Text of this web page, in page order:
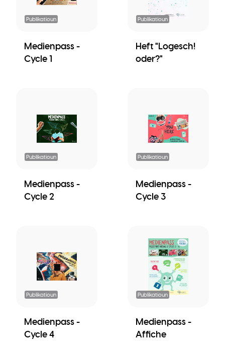
Publikatioun
Medienpass -
Cycle 1
Publikatioun
Heft "Logesch!
oder?"
Publikatioun
Medienpass -
Cycle 2
Publikatioun
Medienpass -
Cycle 3
Publikatioun
Medienpass -
Cycle 4
Publikatioun
Medienpass -
Affiche